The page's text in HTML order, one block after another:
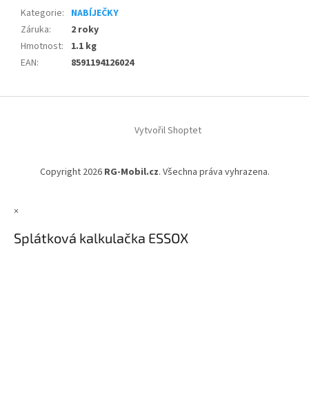
Kategorie: NABÍJEČKY
Záruka:
2 roky
Hmotnost:
1.1 kg
EAN: 8591194126024
Vytvořil Shoptet
Copyright 2026 RG-Mobil.cz. Všechna práva vyhrazena.
×
Splátková kalkulačka ESSOX